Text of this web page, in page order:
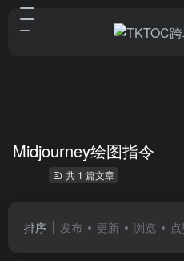
Midjourney绘图指令
共 1 篇文章
排序 发布 更新 浏览